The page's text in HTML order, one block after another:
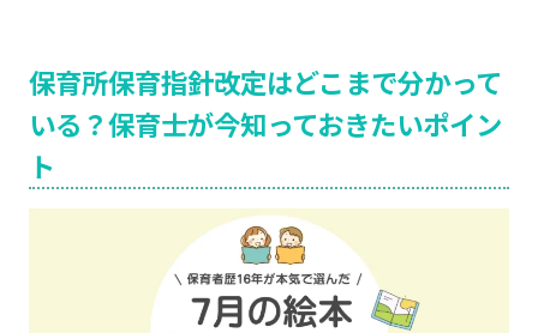
保育所保育指針改定はどこまで分かって
いる？保育士が今知っておきたいポイン
ト